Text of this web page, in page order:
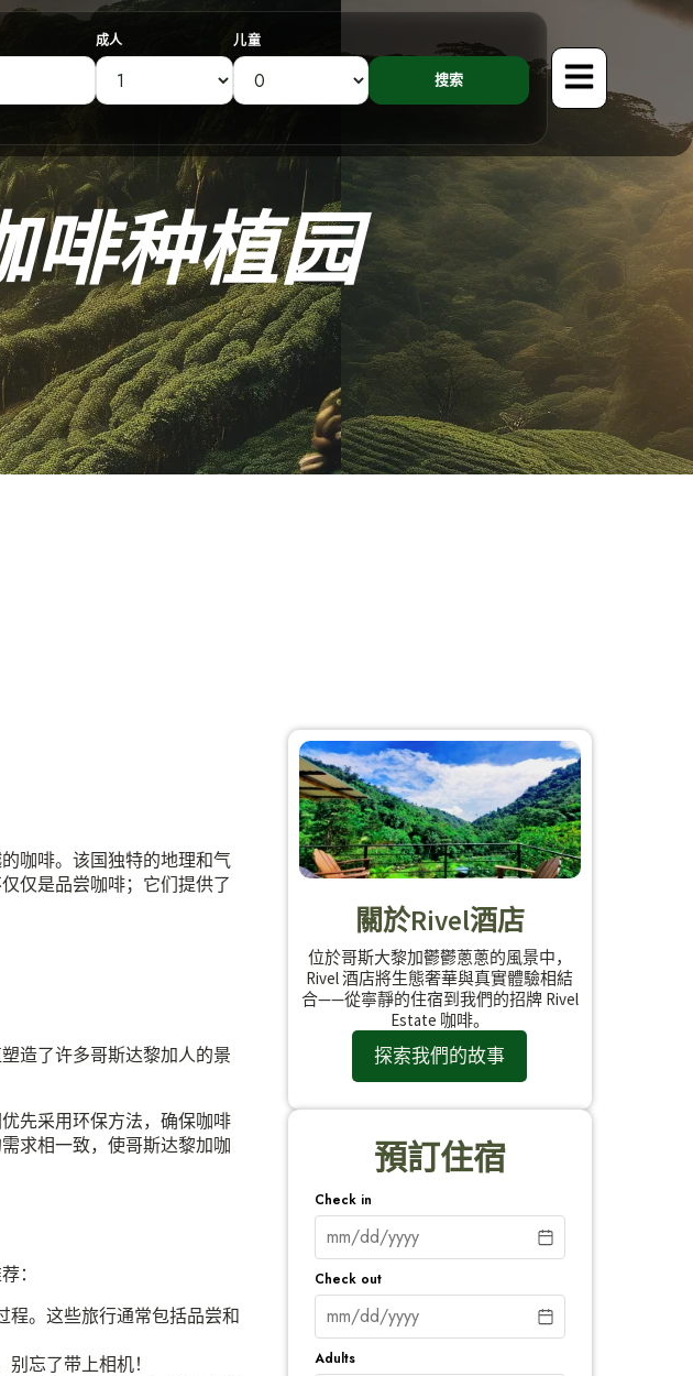
成人 儿童
啡种植园
咖啡。该国独特的地理和气
仅是品尝咖啡；它们提供了
造了许多哥斯达黎加人的景
先采用环保方法，确保咖啡
求相一致，使哥斯达黎加咖
：
程。这些旅行通常包括品尝和
忘了带上相机！
關於Rivel酒店
位於哥斯大黎加鬱鬱蔥蔥的風景中，
Rivel 酒店將生態奢華與真實體驗相結
合——從寧靜的住宿到我們的招牌 Rivel
Estate 咖啡。
探索我們的故事
預訂住宿
Check in
Check out
Adults